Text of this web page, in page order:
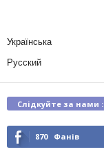
Українська
Русский
Слідкуйте за нами :
870 Фанів